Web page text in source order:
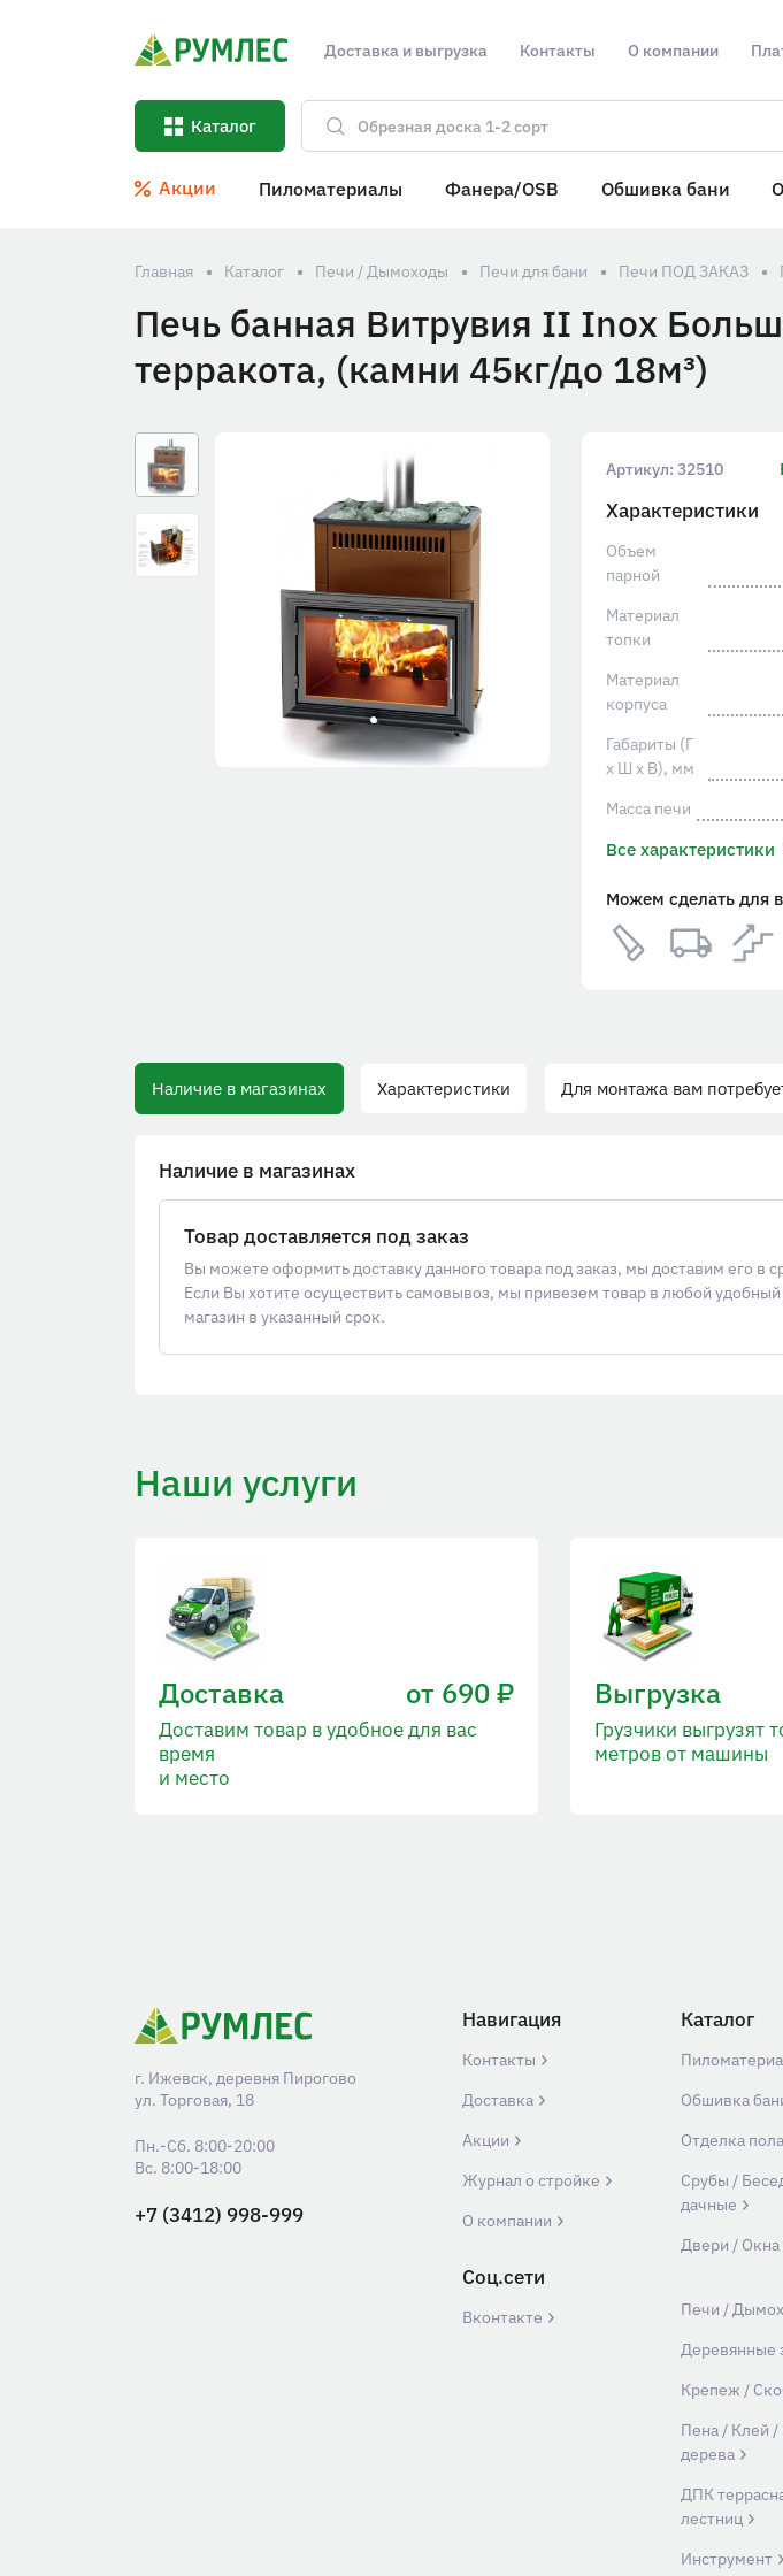
Доставка и выгрузка Контакты О компании
Каталог
Акции Пиломатериалы Фанера/OSB Обшивка бани
Главная Каталог Печи / Дымоходы Печи для бани Печи ПОД ЗАКАЗ
Печь банная Витрувия II Inox
терракота, (камни 45кг/до 18м³)
Артикул: 32510
Характеристики
Объем
парной
Материал
топки
Материал
корпуса
Габариты (Г
х Ш х В), мм
Масса печи
Все характеристики
Можем сделать для
Наличие в магазинах Характеристики Для монтажа вам
Наличие в магазинах
Товар доставляется под заказ
Вы можете оформить доставку данного товара под заказ, мы доставим его в
Если Вы хотите осуществить самовывоз, мы привезем товар в любой удобный
магазин в указанный срок.
Наши услуги
Доставка от 690 ₽
Доставим товар в удобное для вас
время
и место
Выгрузка
Грузчики выгрузят
метров от машины
г. Ижевск, деревня Пирогово
ул. Торговая, 18
+7 (3412) 998-999
Пн.-Сб. 8:00-20:00
Вс. 8:00-18:00
Навигация
Контакты
Доставка
Акции
Журнал о стройке
О компании
Соц.сети
Вконтакте
Каталог
Обшивка
Отделка
Срубы /
дачные
Двери /
Печи /
Деревянные
Крепеж /
Пена / Клей
дерева
ДПК
лестниц
Инструмент